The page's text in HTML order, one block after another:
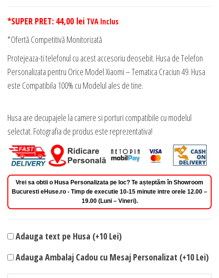
*SUPER PRET: 44,00 lei TVA Inclus
*Ofertă Competitivă Monitorizată
Protejeaza-ti telefonul cu acest accesoriu deosebit. Husa de Telefon
Personalizata pentru Orice Model Xiaomi – Tematica Craciun 49. Husa
este Compatibila 100% cu Modelul ales de tine.
Husa are decupajele la camere si porturi compatibile cu modelul
selectat. Fotografia de produs este reprezentativa!
Vrei sa obtii o Husa Personalizata pe loc? Te așteptăm în Showroom
Bucuresti eHuse.ro - Timp de executie 10-15 minute intre orele 12.00 –
19.00 (Luni – Vineri).
Adauga text pe Husa (+10 Lei)
Adauga Ambalaj Cadou cu Mesaj Personalizat (+10 Lei)